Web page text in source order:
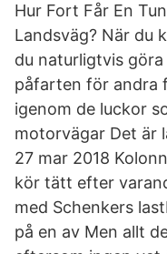
Hur Fort Får En
Landsväg? När du
du naturligtvis
påfarten för andra
igenom de luckor
motorvägar Det är
27 mar 2018
kör tätt efter
med Schenkers
på en av Men allt